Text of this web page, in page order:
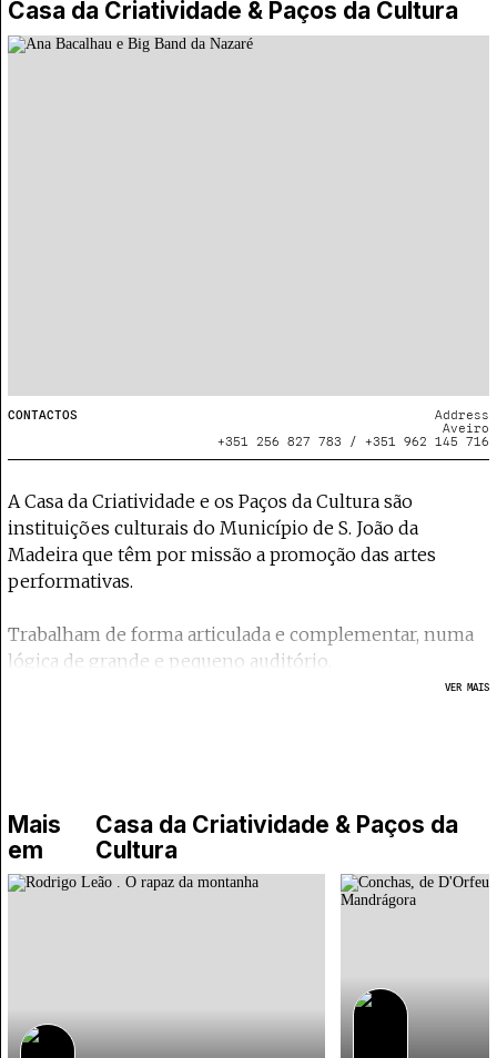
Casa da Criatividade & Paços da Cultura
CONTACTOS
Address
Aveiro
+351 256 827 783 / +351 962 145 716
A Casa da Criatividade e os Paços da Cultura são
instituições culturais do Município de S. João da
Madeira que têm por missão a promoção das artes
performativas.
Trabalham de forma articulada e complementar, numa
lógica de grande e pequeno auditório.
desafiadores.
Uma programação cultural contínua e diversificada
espera por si ao longo de todo o ano. Porque esta é,
VER MAIS
Mais
em
Casa da Criatividade & Paços da
Cultura